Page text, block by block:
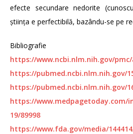
efecte secundare nedorite
știința e perfectibilă, bazându-se pe
Bibliografie
https://www.ncbi.nlm.nih.gov/pmc/
https://pubmed.ncbi.nlm.nih.gov/
https://pubmed.ncbi.nlm.nih.gov/
https://www.medpagetoday.com/
19/89998
https://www.fda.gov/media/